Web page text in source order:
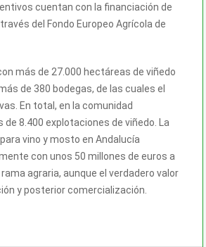
cuentan con la financiación de
del Fondo Europeo Agrícola de
más de 27.000 hectáreas de viñedo
de 380 bodegas, de las cuales el
En total, en la comunidad
8.400 explotaciones de viñedo. La
vino y mosto en Andalucía
con unos 50 millones de euros a
agraria, aunque el verdadero valor
y posterior comercialización.